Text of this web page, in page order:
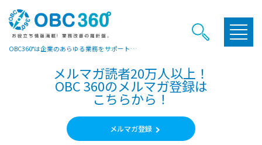
OBC360°は企業のあらゆる業務をサポートするヒントやお役立ち情報をご提供しています
メルマガ読者20万人以上！
OBC 360のメルマガ登録は
こちらから！
メルマガ登録